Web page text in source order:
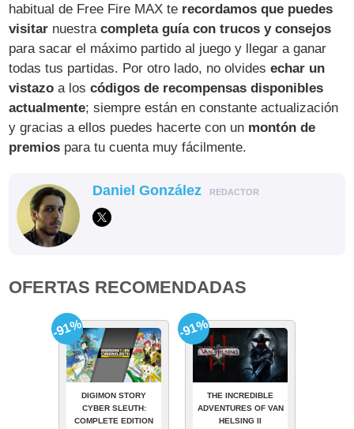
habitual de Free Fire MAX te recordamos que puedes
visitar nuestracompleta guía con trucos y consejos
para sacar el máximo partido al juego y llegar a ganar
todas tus partidas. Por otro lado, no olvidesechar un
vistazo a loscódigos de recompensas disponibles
actualmente; siempre están en constante actualización
y gracias a ellos puedes hacerte con un montón de
premios para tu cuenta muy fácilmente.
Daniel González REDACTOR
OFERTAS RECOMENDADAS
DIGIMON STORY
CYBER SLEUTH:
COMPLETE EDITION
-91%
THE INCREDIBLE
ADVENTURES OF VAN
HELSING II
-91%